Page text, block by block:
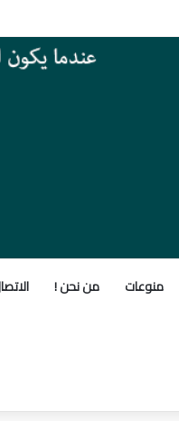
القرعة الأربعاء المقبل
منوعات من نحن !